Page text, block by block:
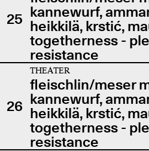
25 kannewurf,
heikkilä, krstić,
togetherness -
resistance
26
THEATER
fleischlin/meser
kannewurf,
heikkilä, krstić,
togetherness -
resistance